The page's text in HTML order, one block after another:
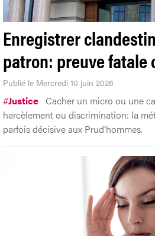
Enregistrer
patron: preuve fatale
Publié le Mercredi 10 juin 2026
#Justice Cacher un micro ou une
harcèlement ou discrimination: la
parfois décisive aux Prud’hommes.